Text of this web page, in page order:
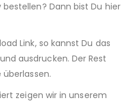
Dann bist Du hier
Link, so kannst Du das
ausdrucken. Der Rest
zeigen wir in unserem